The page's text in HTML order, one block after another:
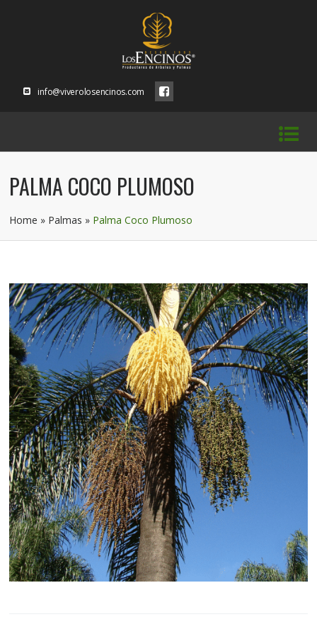
info@viverolosencinos.com
PALMA COCO PLUMOSO
Home » Palmas » Palma Coco Plumoso